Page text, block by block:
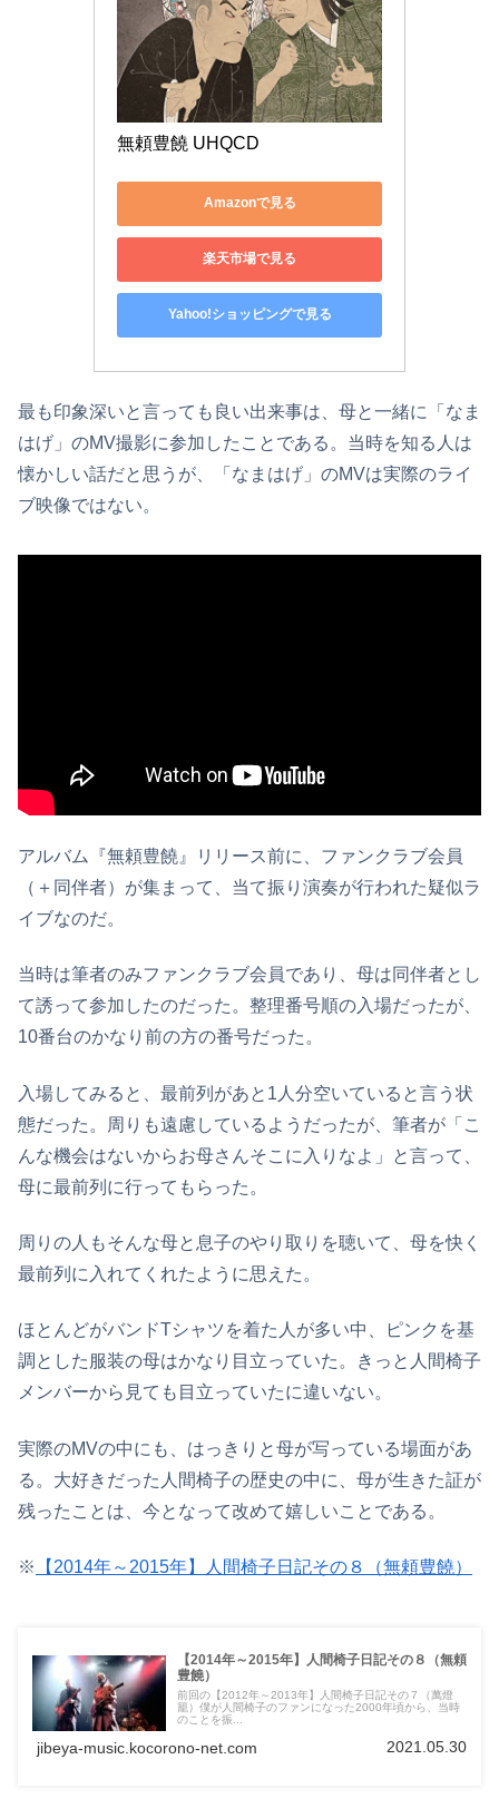
無頼豊饒 UHQCD
Amazonで見る
楽天市場で見る
Yahoo!ショッピングで見る
最も印象深いと言っても良い出来事は、母と一緒に「なま
はげ」のMV撮影に参加したことである。当時を知る人は
懐かしい話だと思うが、「なまはげ」のMVは実際のライ
ブ映像ではない。
アルバム『無頼豊饒』リリース前に、ファンクラブ会員
（＋同伴者）が集まって、当て振り演奏が行われた疑似ラ
イブなのだ。
当時は筆者のみファンクラブ会員であり、母は同伴者とし
て誘って参加したのだった。整理番号順の入場だったが、
10番台のかなり前の方の番号だった。
入場してみると、最前列があと1人分空いていると言う状
態だった。周りも遠慮しているようだったが、筆者が「こ
んな機会はないからお母さんそこに入りなよ」と言って、
母に最前列に行ってもらった。
周りの人もそんな母と息子のやり取りを聴いて、母を快く
最前列に入れてくれたように思えた。
ほとんどがバンドTシャツを着た人が多い中、ピンクを基
調とした服装の母はかなり目立っていた。きっと人間椅子
メンバーから見ても目立っていたに違いない。
実際のMVの中にも、はっきりと母が写っている場面があ
る。大好きだった人間椅子の歴史の中に、母が生きた証が
残ったことは、今となって改めて嬉しいことである。
※ 【2014年～2015年】人間椅子日記その８（無頼豊饒）
【2014年～2015年】人間椅子日記その８（無頼
豊饒）
前回の【2012年～2013年】人間椅子日記その７（萬燈
籠）僕が人間椅子のファンになった2000年頃から、当時
のことを振...
jibeya-music.kocorono-net.com 2021.05.30